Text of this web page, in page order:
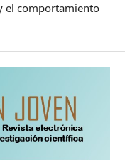
el comportamiento